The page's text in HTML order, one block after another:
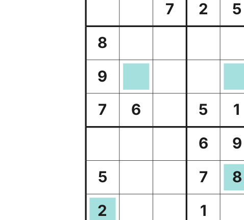
7
2 5
8
9
7 6 5 1
6 9
5 7 8
2 1